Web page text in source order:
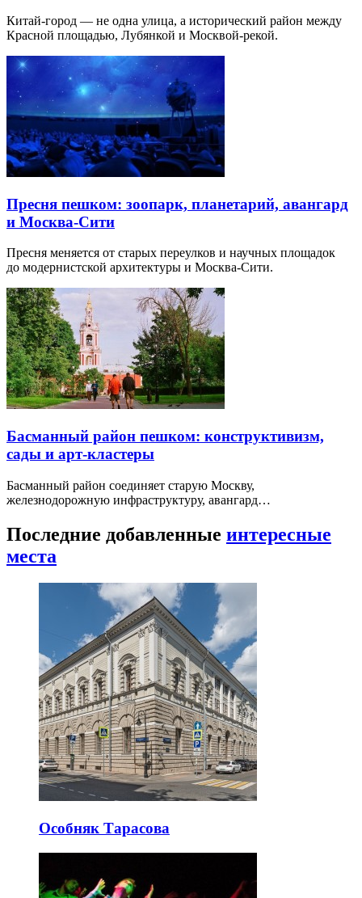
Китай-город — не одна улица, а исторический район между
Красной площадью, Лубянкой и Москвой-рекой.
Пресня пешком: зоопарк, планетарий, авангард
и Москва-Сити
Пресня меняется от старых переулков и научных площадок
до модернистской архитектуры и Москва-Сити.
Басманный район пешком: конструктивизм,
сады и арт-кластеры
Басманный район соединяет старую Москву,
железнодорожную инфраструктуру, авангард…
Последние добавленные интересные
места
Особняк Тарасова